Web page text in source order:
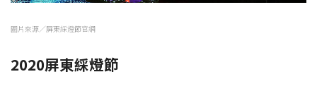
圖片來源／屏東綵燈節官網
2020屏東綵燈節